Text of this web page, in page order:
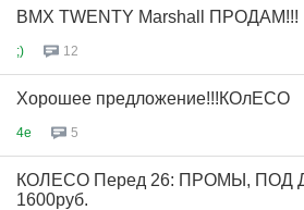
BMX TWENTY Marshall ПРОДАМ!!!
;) 12
Хорошее предложение!!!КОлЕСО
4e 5
КОЛЕСО Перед 26: ПРОМЫ, ПОД
1600руб.